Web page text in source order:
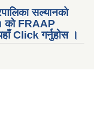
सल्यानको
को FRAAP
Click गर्नुहोस ।